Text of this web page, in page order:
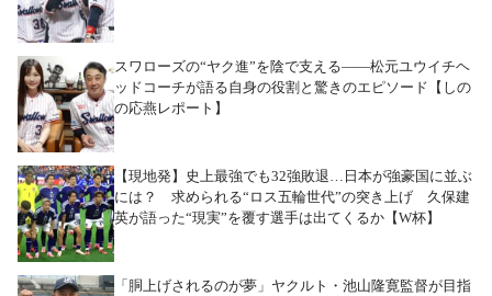
スワローズの“ヤク進”を陰で支える――松元ユウイチヘ
ッドコーチが語る自身の役割と驚きのエピソード【しの
の応燕レポート】
【現地発】史上最強でも32強敗退…日本が強豪国に並ぶ
には？ 求められる“ロス五輪世代”の突き上げ 久保建
英が語った“現実”を覆す選手は出てくるか【W杯】
「胴上げされるのが夢」ヤクルト・池山隆寛監督が目指